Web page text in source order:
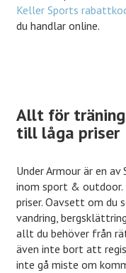
Keller Sports
du handlar online.
Allt för
till låga priser
Under Armour är en
inom sport &
priser. Oavsett om du
vandring,
allt du behöver från
även inte bort att
inte gå miste om